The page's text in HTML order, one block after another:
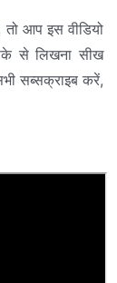
आप इस वीडियो
से लिखना सीख
सब्सक्राइब करें,